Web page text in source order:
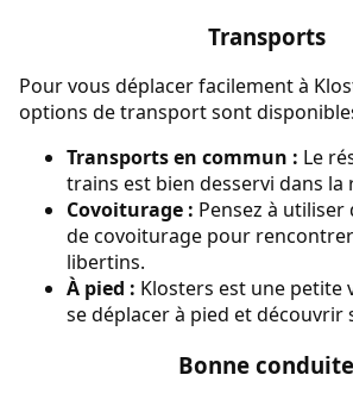
Transports
Pour vous déplacer facilement à
options de transport sont
Transports en commun : Le
trains est bien desservi dans la
Covoiturage : Pensez à
de covoiturage pour
libertins.
À pied : Klosters est une petite
se déplacer à pied et découvrir
Bonne conduite